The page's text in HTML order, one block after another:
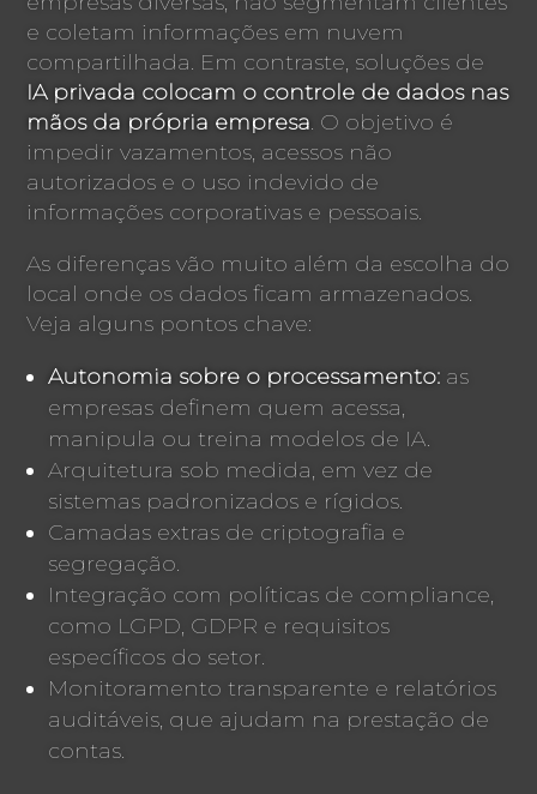
e coletam informações em nuvem
compartilhada. Em contraste, soluções de
IA privada colocam o controle de dados nas
mãos da própria empresa. O objetivo é
impedir vazamentos, acessos não
autorizados e o uso indevido de
informações corporativas e pessoais.
As diferenças vão muito além da escolha do
local onde os dados ficam armazenados.
Veja alguns pontos chave:
Autonomia sobre o processamento: as
empresas definem quem acessa,
manipula ou treina modelos de IA.
Arquitetura sob medida, em vez de
sistemas padronizados e rígidos.
Camadas extras de criptografia e
segregação.
Integração com políticas de compliance,
como LGPD, GDPR e requisitos
específicos do setor.
Monitoramento transparente e relatórios
auditáveis, que ajudam na prestação de
contas.